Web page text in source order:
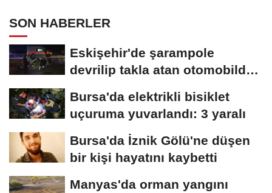
SON HABERLER
Eskişehir'de şarampole
devrilip takla atan otomobilde
Bursa'da elektrikli bisiklet
uçuruma yuvarlandı: 3 yaralı
Bursa'da İznik Gölü'ne düşen
bir kişi hayatını kaybetti
Manyas'da orman yangını